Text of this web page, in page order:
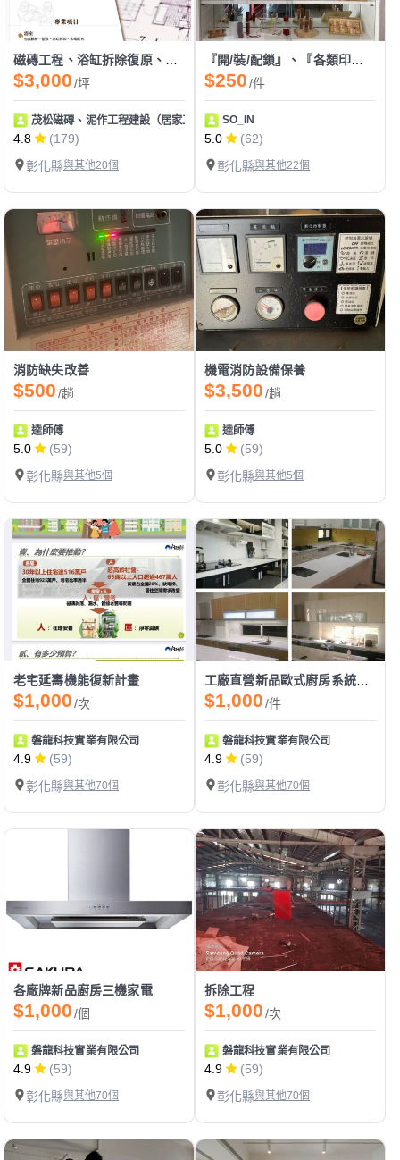
$3,000/坪
茂松磁磚、泥作工程建設（居家工程皆可統包）
4.8
(179)
彰化縣與其他20個
『開/裝/配鎖』、『各類印章製作』、『感應卡/遙控器拷貝』
$250/件
SO_IN
5.0
(62)
彰化縣與其他22個
消防缺失改善
$500/趟
逵師傅
5.0
(59)
彰化縣與其他5個
機電消防設備保養
$3,500/趟
逵師傅
5.0
(59)
彰化縣與其他5個
老宅延壽機能復新計畫
$1,000/次
磐龍科技實業有限公司
4.9
(59)
彰化縣與其他70個
工廠直營新品歐式廚房系統櫃安裝
$1,000/件
磐龍科技實業有限公司
4.9
(59)
彰化縣與其他70個
各廠牌新品廚房三機家電
$1,000/個
磐龍科技實業有限公司
4.9
(59)
彰化縣與其他70個
拆除工程
$1,000/次
磐龍科技實業有限公司
4.9
(59)
彰化縣與其他70個